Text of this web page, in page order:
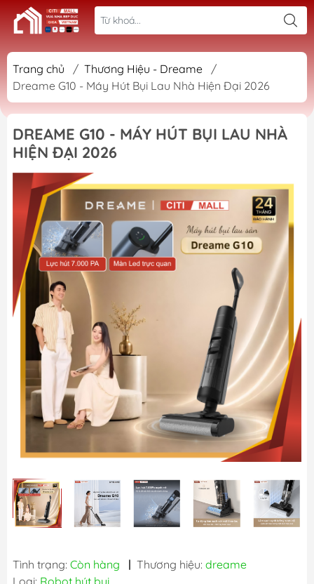
Trang chủ / Thương Hiệu - Dreame
/
Dreame G10 - Máy Hút Bụi Lau Nhà Hiện Đại 2026
DREAME G10 - MÁY HÚT BỤI LAU NHÀ
HIỆN ĐẠI 2026
Tình trạng: Còn hàng | Thương hiệu: dreame